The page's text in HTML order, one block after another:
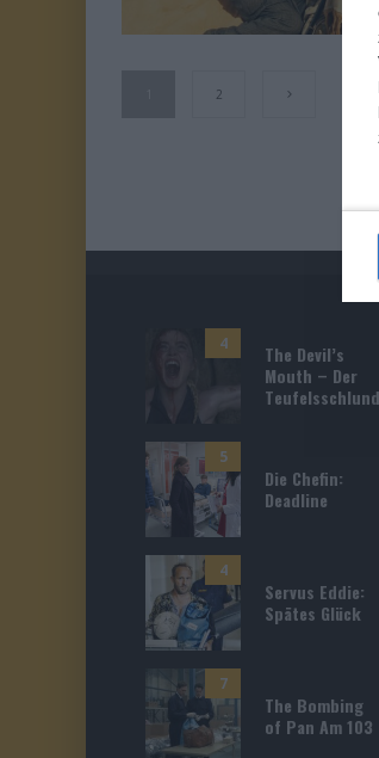
2
4
The Devil’s
Mouth – Der
Teufelsschlund
5
Die Chefin:
Deadline
4
Servus Eddie:
Spätes Glück
7
The Bombing
of Pan Am 103